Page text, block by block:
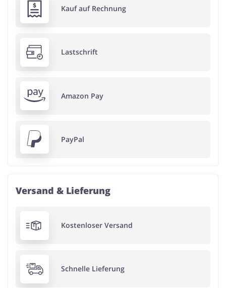
Kauf auf Rechnung
Lastschrift
Amazon Pay
PayPal
Versand & Lieferung
Kostenloser Versand
Schnelle Lieferung